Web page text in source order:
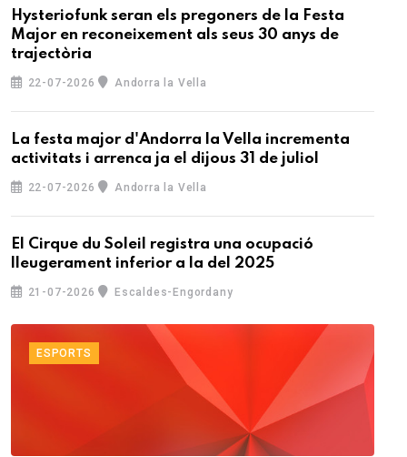
Hysteriofunk seran els pregoners de la Festa
Major en reconeixement als seus 30 anys de
trajectòria
22-07-2026 Andorra la Vella
La festa major d'Andorra la Vella incrementa
activitats i arrenca ja el dijous 31 de juliol
22-07-2026 Andorra la Vella
El Cirque du Soleil registra una ocupació
lleugerament inferior a la del 2025
21-07-2026 Escaldes-Engordany
ESPORTS